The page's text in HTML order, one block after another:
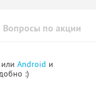
Вопросы по акции
или Android и
:)